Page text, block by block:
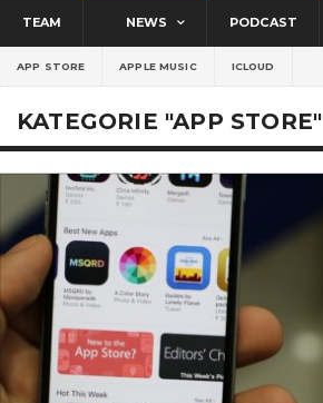
TEAM NEWS PODCAST
APP STORE APPLE MUSIC ICLOUD
KATEGORIE "APP STORE"